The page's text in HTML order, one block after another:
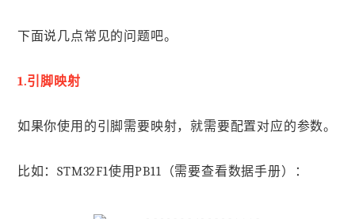
下面说几点常见的问题吧。
1.引脚映射
如果你使用的引脚需要映射，就需要配置对应的参数。
比如：STM32F1使用PB11（需要查看数据手册）：